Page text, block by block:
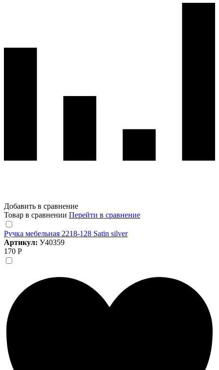
Добавить в сравнение
Товар в сравнении Перейти в сравнение
Ручка мебельная 2218-128 Satin silver
Артикул: У40359
170 Р